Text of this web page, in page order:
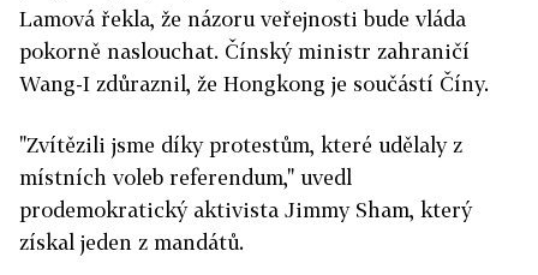
Lamová řekla, že názoru veřejnosti bude vláda
pokorně naslouchat. Čínský ministr zahraničí
Wang-I zdůraznil, že Hongkong je součástí Číny.
"Zvítězili jsme díky protestům, které udělaly z
místních voleb referendum," uvedl
prodemokratický aktivista Jimmy Sham, který
získal jeden z mandátů.